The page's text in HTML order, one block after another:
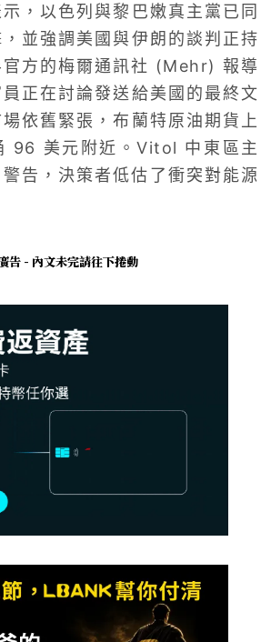
，以色列與黎巴嫩真主黨已同
並強調美國與伊朗的談判正持
方的梅爾通訊社 (Mehr) 報導
正在討論發送給美國的最終文
依舊緊張，布蘭特原油期貨上
96 美元附近。Vitol 中東區主
告，決策者低估了衝突對能源
告 - 內文未完請往下捲動